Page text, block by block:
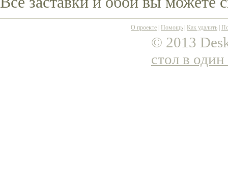
О проекте Помощь Как удалить
© 2013
стол в